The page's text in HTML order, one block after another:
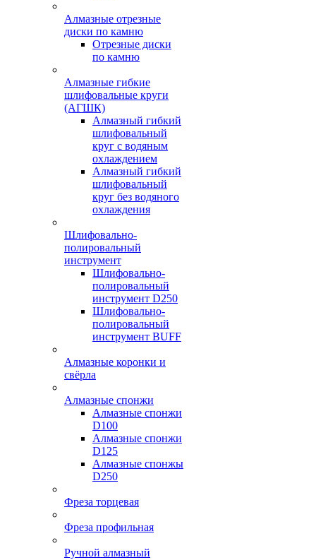
Алмазные отрезные
диски по камню
Отрезные диски
по камню
Алмазные гибкие
шлифовальные круги
(АГШК)
Алмазный гибкий
шлифовальный
круг с водяным
охлаждением
Алмазный гибкий
шлифовальный
круг без водяного
охлаждения
Шлифовально-
полировальный
инструмент
Шлифовально-
полировальный
инструмент D250
Шлифовально-
полировальный
инструмент BUFF
Алмазные коронки и
свёрла
Алмазные спонжи
Алмазные спонжи
D100
Алмазные спонжи
D125
Алмазные спонжы
D250
Фреза торцевая
Фреза профильная
Ручной алмазный